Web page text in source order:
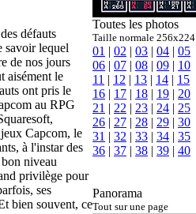
défauts
savoir lequel
de nos jours
aisément le
ont pris le
au RPG
Capcom, le
à l'instar des
niveau
privilège pour
ses
bien souvent, ce
Toutes les photos
Taille normale 256x224
01 | 02 | 03 | 04 | 05
06 | 07 | 08 | 09 | 10
11 | 12 | 13 | 14 | 15
16 | 17 | 18 | 19 | 20
21 | 22 | 23 | 24 | 25
26 | 27 | 28 | 29 | 30
31 | 32 | 33 | 34 | 35
36 | 37 | 38 | 39 | 40
Panorama
Tout sur une page